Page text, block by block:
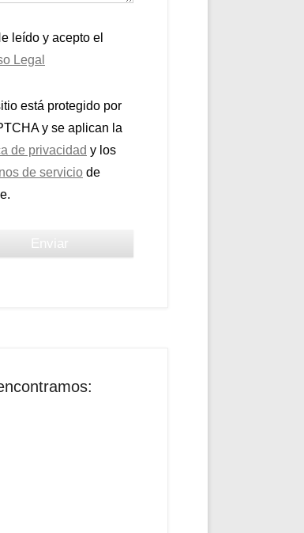
leído y acepto el
Legal
está protegido por
y se aplican la
de privacidad y los
de servicio de